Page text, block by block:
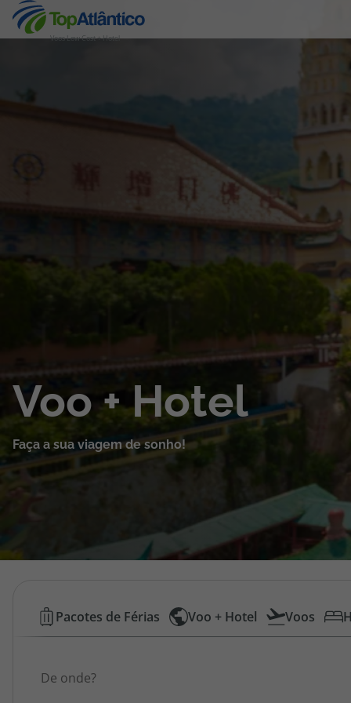
Voos Low Cost + Hotel
Destinos
Voos + Hotel
Pacotes de Férias
Cruzeiros
Promoções
Especialistas
Cheque Viagem
Voo + Hotel
Faça a sua viagem de sonho!
Voos
Low
Cost
Pacotes de Férias Voo + Hotel Voos